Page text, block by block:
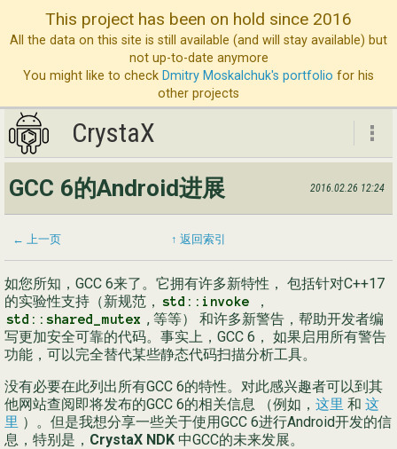
This project has been on hold since 2016
All the data on this site is still available (and will stay available) but
not up-to-date anymore
You might like to check Dmitry Moskalchuk's portfolio for his
other projects
CrystaX
服
联
CrystaX
GCC 6的Android进展 2016.02.26 12:24
← 上一页 ↑ 返回索引
如您所知，GCC 6来了。它拥有许多新特性， 包括针对C++17
的实验性支持（新规范， std::invoke ，
std::shared_mutex , 等等） 和许多新警告，帮助开发者编
写更加安全可靠的代码。事实上，GCC 6， 如果启用所有警告
功能，可以完全替代某些静态代码扫描分析工具。
没有必要在此列出所有GCC 6的特性。对此感兴趣者可以到其
他网站查阅即将发布的GCC 6的相关信息 （例如， 这里 和 这
里 ）。但是我想分享一些关于使用GCC 6进行Android开发的信
息，特别是， CrystaX NDK 中GCC的未来发展。